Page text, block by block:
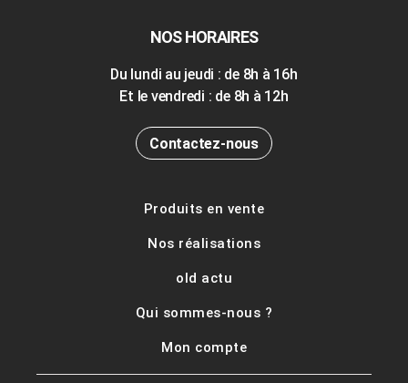
NOS HORAIRES
Du lundi au jeudi : de 8h à 16h
Et le vendredi : de 8h à 12h
Contactez-nous
Produits en vente
Nos réalisations
old actu
Qui sommes-nous ?
Mon compte